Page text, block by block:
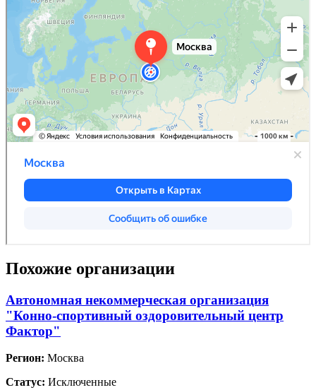
Похожие организации
Автономная некоммерческая организация
"Конно-спортивный оздоровительный центр
Фактор"
Регион: Москва
Статус: Исключенные